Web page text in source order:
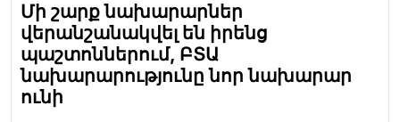
Մի շարք նախարարներ
վերանշանակվել են իրենց
պաշտոններում, ԲՏԱ
նախարարությունը նոր նախարար
ունի